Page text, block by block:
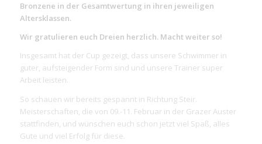
Bronzene in der Gesamtwertung in ihren jeweiligen
Altersklassen.
Wir gratulieren euch Dreien herzlich. Macht weiter so!
Insgesamt hat der Cup gezeigt, dass unsere Schwimmer in
guter, aufsteigender Form sind und unsere Trainer super
Arbeit leisten.
So schauen wir bereits gespannt in Richtung Steir.
Meisterschaften, die von 09.-11. Februar in der Grazer Auster
stattfinden, und wünschen euch schon jetzt viel Spaß, alles
Gute und viel Erfolg für diese.